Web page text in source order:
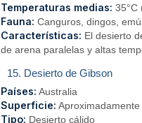
Temperaturas medias: 35°C
Fauna: Canguros, dingos,
Características: El desierto
de arena paralelas y altas
15. Desierto de Gibson
Países: Australia
Superficie: Aproximadamente
Tipo: Desierto cálido